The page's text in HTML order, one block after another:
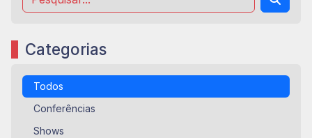
Categorias
Todos
Conferências
Shows